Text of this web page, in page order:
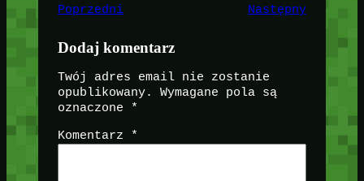
Poprzedni Następny
Dodaj komentarz
Twój adres email nie zostanie
opublikowany.
Wymagane pola są
oznaczone
*
Komentarz *